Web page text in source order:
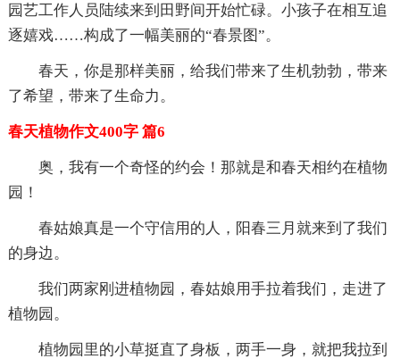
园艺工作人员陆续来到田野间开始忙碌。小孩子在相互追
逐嬉戏……构成了一幅美丽的“春景图”。
春天，你是那样美丽，给我们带来了生机勃勃，带来
了希望，带来了生命力。
春天植物作文400字 篇6
奥，我有一个奇怪的约会！那就是和春天相约在植物
园！
春姑娘真是一个守信用的人，阳春三月就来到了我们
的身边。
我们两家刚进植物园，春姑娘用手拉着我们，走进了
植物园。
植物园里的小草挺直了身板，两手一身，就把我拉到